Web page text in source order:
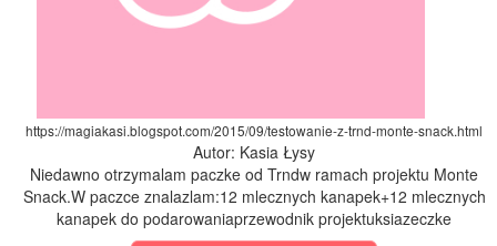
https://magiakasi.blogspot.com/2015/09/testowanie-z-trnd-monte-snack.html
Autor: Kasia Łysy
Niedawno otrzymalam paczke od Trndw ramach projektu Monte
Snack.W paczce znalazlam:12 mlecznych kanapek+12 mlecznych
kanapek do podarowaniaprzewodnik projektuksiazeczke